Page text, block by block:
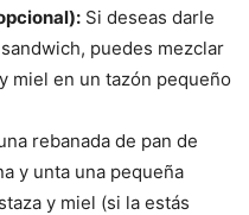
Si deseas darle
puedes mezclar
miel en un tazón pequeño
rebanada de pan de
y unta una pequeña
y miel (si la estás